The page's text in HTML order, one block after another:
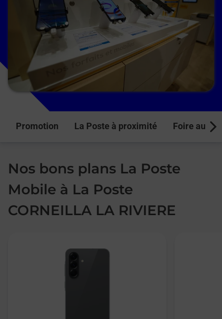
Promotion La Poste à proximité Foire aux
Nos bons plans La Poste
Mobile à La Poste
CORNEILLA LA RIVIERE